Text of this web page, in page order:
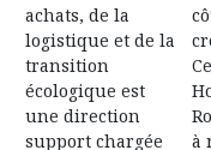
achats, de la
logistique et de la
transition
écologique est
une direction
support chargée
à